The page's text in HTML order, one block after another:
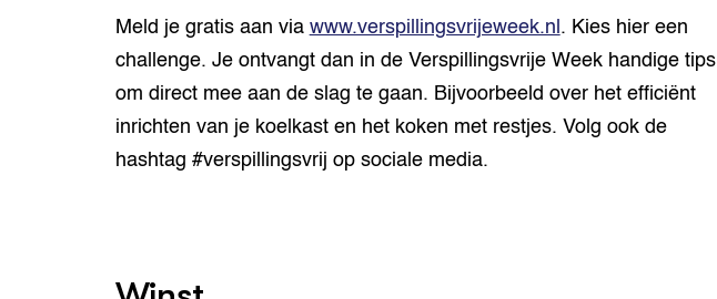
Meld je gratis aan via www.verspillingsvrijeweek.nl . Kies hier een
challenge. Je ontvangt dan in de Verspillingsvrije Week handige tips
om direct mee aan de slag te gaan. Bijvoorbeeld over het efficiënt
inrichten van je koelkast en het koken met restjes. Volg ook de
hashtag #verspillingsvrij op sociale media.